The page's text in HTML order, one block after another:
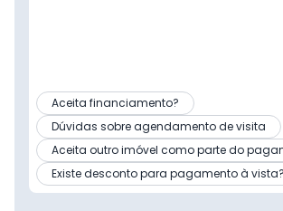
Aceita financiamento?
Dúvidas sobre agendamento de visita
Aceita outro imóvel como parte do
Existe desconto para pagamento à vista?